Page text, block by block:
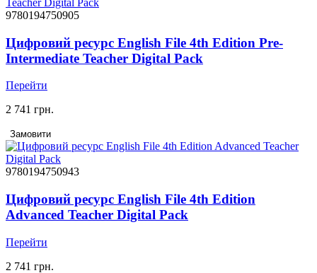
9780194750905
Цифровий ресурс English File 4th Edition Pre-
Intermediate Teacher Digital Pack
Перейти
2 741 грн.
Замовити
9780194750943
Цифровий ресурс English File 4th Edition
Advanced Teacher Digital Pack
Перейти
2 741 грн.